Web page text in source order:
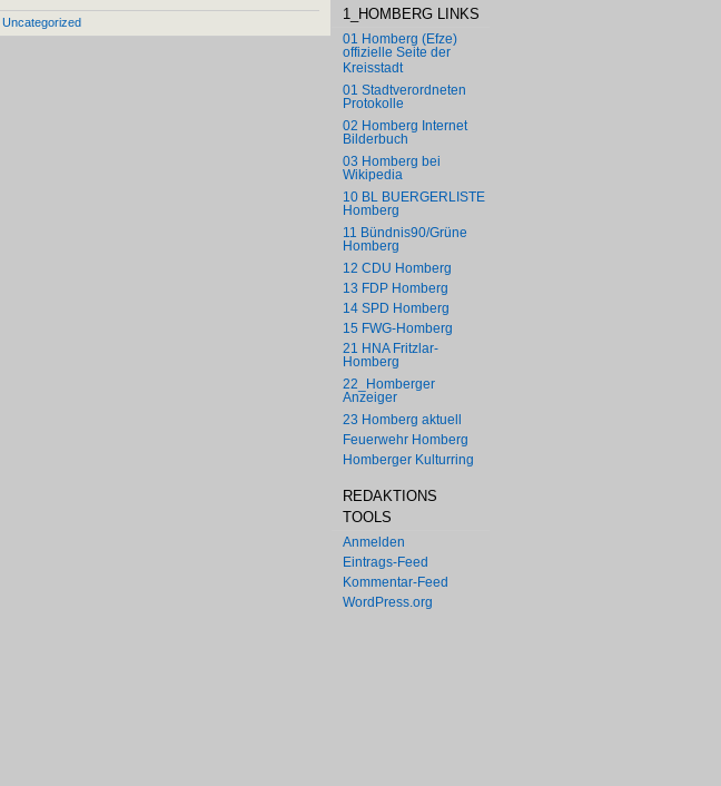
Uncategorized 1_HOMBERG LINKS
01 Homberg (Efze)
offizielle Seite der
Kreisstadt
01 Stadtverordneten
Protokolle
02 Homberg Internet
Bilderbuch
03 Homberg bei
Wikipedia
10 BL BUERGERLISTE
Homberg
11 Bündnis90/Grüne
Homberg
12 CDU Homberg
13 FDP Homberg
14 SPD Homberg
15 FWG-Homberg
21 HNA Fritzlar-
Homberg
22_Homberger
Anzeiger
23 Homberg aktuell
Feuerwehr Homberg
Homberger Kulturring
REDAKTIONS
TOOLS
Anmelden
Eintrags-Feed
Kommentar-Feed
WordPress.org